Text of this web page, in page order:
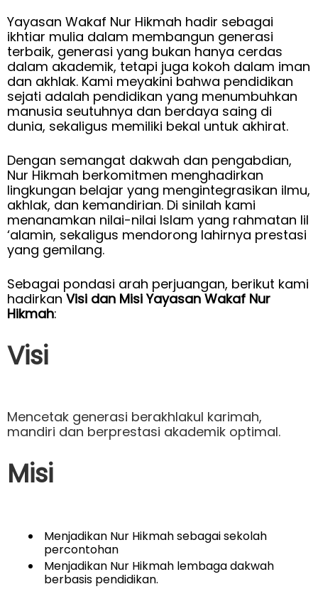
Yayasan Wakaf Nur Hikmah hadir sebagai
ikhtiar mulia dalam membangun generasi
terbaik, generasi yang bukan hanya cerdas
dalam akademik, tetapi juga kokoh dalam iman
dan akhlak. Kami meyakini bahwa pendidikan
sejati adalah pendidikan yang menumbuhkan
manusia seutuhnya dan berdaya saing di
dunia, sekaligus memiliki bekal untuk akhirat.
Dengan semangat dakwah dan pengabdian,
Nur Hikmah berkomitmen menghadirkan
lingkungan belajar yang mengintegrasikan ilmu,
akhlak, dan kemandirian. Di sinilah kami
menanamkan nilai-nilai Islam yang rahmatan lil
‘alamin, sekaligus mendorong lahirnya prestasi
yang gemilang.
Sebagai pondasi arah perjuangan, berikut kami
hadirkan Visi dan Misi Yayasan Wakaf Nur
Hikmah:
Visi
Mencetak generasi berakhlakul karimah,
mandiri dan berprestasi akademik optimal.
Misi
Menjadikan Nur Hikmah sebagai sekolah
percontohan
Menjadikan Nur Hikmah lembaga dakwah
berbasis pendidikan.